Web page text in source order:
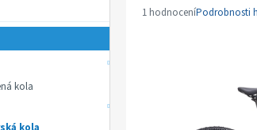
kola
Průměrné
1 hodnoceníPodrobnosti